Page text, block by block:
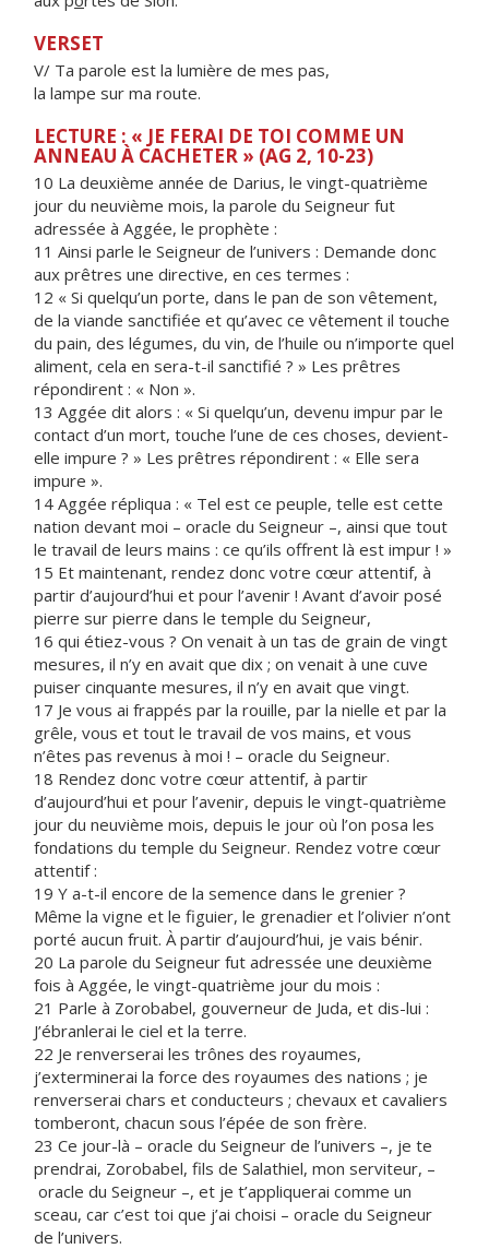
VERSET
V/ Ta parole est la lumière de mes pas,
la lampe sur ma route.
LECTURE : « JE FERAI DE TOI COMME UN
ANNEAU À CACHETER » (AG 2, 10-23)
10 La deuxième année de Darius, le vingt-quatrième
jour du neuvième mois, la parole du Seigneur fut
adressée à Aggée, le prophète :
11 Ainsi parle le Seigneur de l’univers : Demande donc
aux prêtres une directive, en ces termes :
12 « Si quelqu’un porte, dans le pan de son vêtement,
de la viande sanctifiée et qu’avec ce vêtement il touche
du pain, des légumes, du vin, de l’huile ou n’importe quel
aliment, cela en sera-t-il sanctifié ? » Les prêtres
répondirent : « Non ».
13 Aggée dit alors : « Si quelqu’un, devenu impur par le
contact d’un mort, touche l’une de ces choses, devient-
elle impure ? » Les prêtres répondirent : « Elle sera
impure ».
14 Aggée répliqua : « Tel est ce peuple, telle est cette
nation devant moi – oracle du Seigneur –, ainsi que tout
le travail de leurs mains : ce qu’ils offrent là est impur ! »
15 Et maintenant, rendez donc votre cœur attentif, à
partir d’aujourd’hui et pour l’avenir ! Avant d’avoir posé
pierre sur pierre dans le temple du Seigneur,
16 qui étiez-vous ? On venait à un tas de grain de vingt
mesures, il n’y en avait que dix ; on venait à une cuve
puiser cinquante mesures, il n’y en avait que vingt.
17 Je vous ai frappés par la rouille, par la nielle et par la
grêle, vous et tout le travail de vos mains, et vous
n’êtes pas revenus à moi ! – oracle du Seigneur.
18 Rendez donc votre cœur attentif, à partir
d’aujourd’hui et pour l’avenir, depuis le vingt-quatrième
jour du neuvième mois, depuis le jour où l’on posa les
fondations du temple du Seigneur. Rendez votre cœur
attentif :
19 Y a-t-il encore de la semence dans le grenier ?
Même la vigne et le figuier, le grenadier et l’olivier n’ont
porté aucun fruit. À partir d’aujourd’hui, je vais bénir.
20 La parole du Seigneur fut adressée une deuxième
fois à Aggée, le vingt-quatrième jour du mois :
21 Parle à Zorobabel, gouverneur de Juda, et dis-lui :
J’ébranlerai le ciel et la terre.
22 Je renverserai les trônes des royaumes,
j’exterminerai la force des royaumes des nations ; je
renverserai chars et conducteurs ; chevaux et cavaliers
tomberont, chacun sous l’épée de son frère.
23 Ce jour-là – oracle du Seigneur de l’univers –, je te
prendrai, Zorobabel, fils de Salathiel, mon serviteur, –
oracle du Seigneur –, et je t’appliquerai comme un
sceau, car c’est toi que j’ai choisi – oracle du Seigneur
de l’univers.